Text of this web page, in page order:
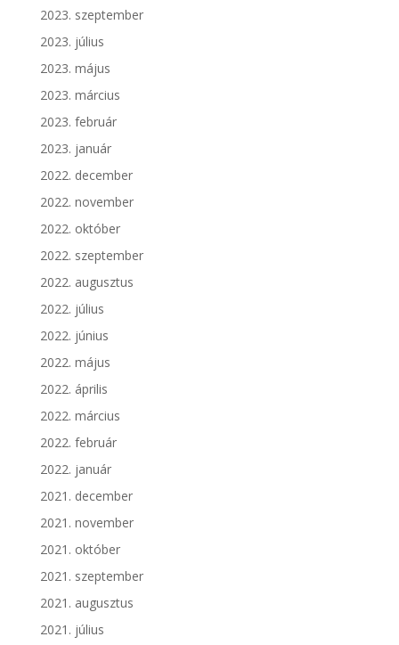
2023. szeptember
2023. július
2023. május
2023. március
2023. február
2023. január
2022. december
2022. november
2022. október
2022. szeptember
2022. augusztus
2022. július
2022. június
2022. május
2022. április
2022. március
2022. február
2022. január
2021. december
2021. november
2021. október
2021. szeptember
2021. augusztus
2021. július